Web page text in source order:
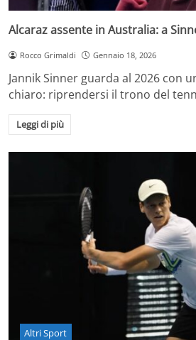
Alcaraz assente in Australia: a
Rocco Grimaldi Gennaio 18, 2026
Jannik Sinner guarda al 2026 con
chiaro: riprendersi il trono del
Leggi di più
Altri Sport